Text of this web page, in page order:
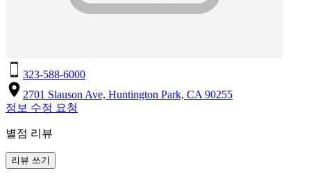
323-588-6000
2701 Slauson Ave, Huntington Park, CA 90255
정보 수정 요청
별점 리뷰
리뷰 쓰기